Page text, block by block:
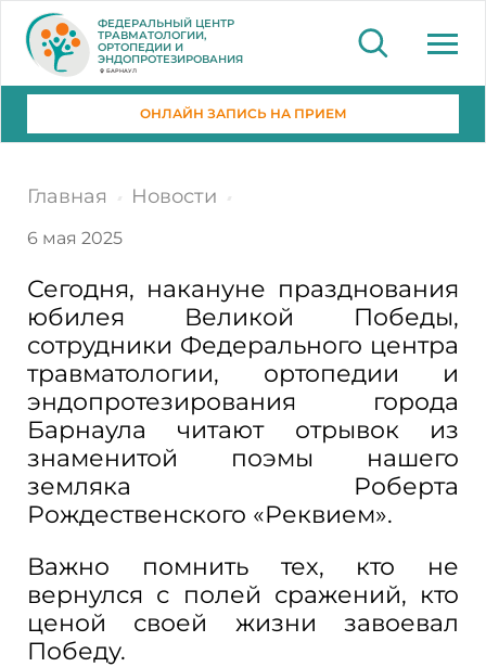
ФЕДЕРАЛЬНЫЙ ЦЕНТР
ТРАВМАТОЛОГИИ,
ОРТОПЕДИИ И
ЭНДОПРОТЕЗИРОВАНИЯ
БАРНАУЛ
ОНЛАЙН ЗАПИСЬ НА ПРИЕМ
Главная Новости
6 мая 2025
Сегодня, накануне празднования
юбилея Великой Победы,
сотрудники Федерального центра
травматологии, ортопедии и
эндопротезирования города
Барнаула читают отрывок из
знаменитой поэмы нашего
земляка Роберта
Рождественского «Реквием».
Важно помнить тех, кто не
вернулся с полей сражений, кто
ценой своей жизни завоевал
Победу.